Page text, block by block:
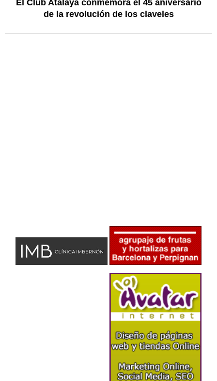
El Club Atalaya conmemora el 45 aniversario
de la revolución de los claveles